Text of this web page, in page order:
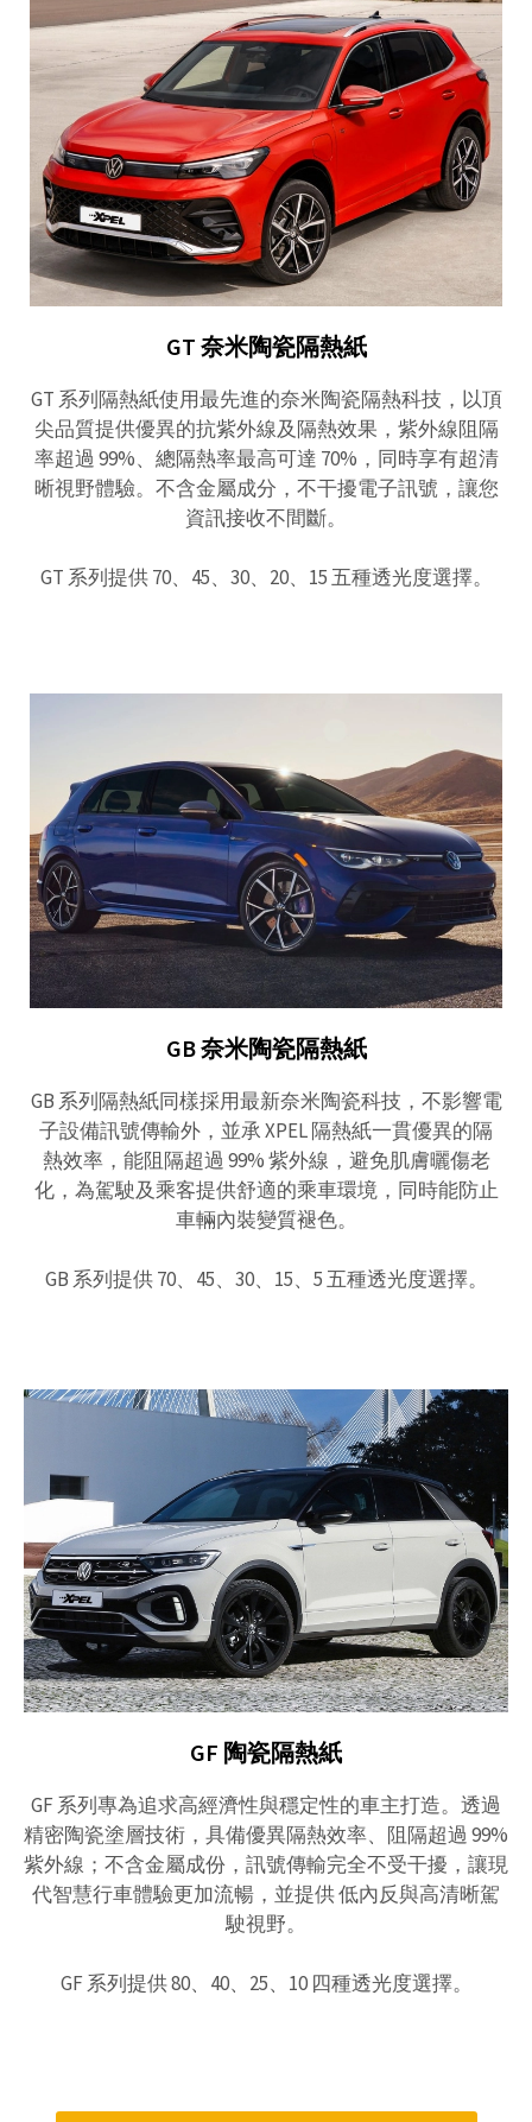
GT 奈米陶瓷隔熱紙
GT 系列隔熱紙使用最先進的奈米陶瓷隔熱科技，以頂
尖品質提供優異的抗紫外線及隔熱效果，紫外線阻隔
率超過 99%、總隔熱率最高可達 70%，同時享有超清
晰視野體驗。不含金屬成分，不干擾電子訊號，讓您
資訊接收不間斷。
GT 系列提供 70、45、30、20、15 五種透光度選擇。
GB 奈米陶瓷隔熱紙
GB 系列隔熱紙同樣採用最新奈米陶瓷科技，不影響電
子設備訊號傳輸外，並承 XPEL 隔熱紙一貫優異的隔
熱效率，能阻隔超過 99% 紫外線，避免肌膚曬傷老
化，為駕駛及乘客提供舒適的乘車環境，同時能防止
車輛內裝變質褪色。
GB 系列提供 70、45、30、15、5 五種透光度選擇。
GF 陶瓷隔熱紙
GF 系列專為追求高經濟性與穩定性的車主打造。透過
精密陶瓷塗層技術，具備優異隔熱效率、阻隔超過 99%
紫外線；不含金屬成份，訊號傳輸完全不受干擾，讓現
代智慧行車體驗更加流暢，並提供 低內反與高清晰駕
駛視野。
GF 系列提供 80、40、25、10 四種透光度選擇。